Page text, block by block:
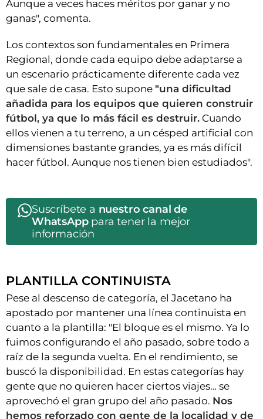
Aunque a veces haces méritos por ganar y no
ganas", comenta.
Los contextos son fundamentales en Primera
Regional, donde cada equipo debe adaptarse a
un escenario prácticamente diferente cada vez
que sale de casa. Esto supone "una dificultad
añadida para los equipos que quieren construir
fútbol, ya que lo más fácil es destruir. Cuando
ellos vienen a tu terreno, a un césped artificial con
dimensiones bastante grandes, ya es más difícil
hacer fútbol. Aunque nos tienen bien estudiados".
Suscríbete a nuestro canal de
WhatsApppara tener la mejor
información
PLANTILLA CONTINUISTA
Pese al descenso de categoría, el Jacetano ha
apostado por mantener una línea continuista en
cuanto a la plantilla: "El bloque es el mismo. Ya lo
fuimos configurando el año pasado, sobre todo a
raíz de la segunda vuelta. En el rendimiento, se
buscó la disponibilidad. En estas categorías hay
gente que no quieren hacer ciertos viajes… se
aprovechó el gran grupo del año pasado. Nos
hemos reforzado con gente de la localidad y de